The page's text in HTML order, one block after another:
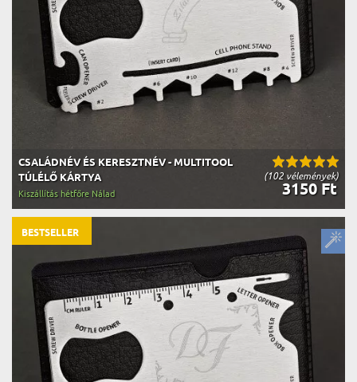
(102 vélemények)
CSALÁDNÉV ÉS KERESZTNÉV - MULTITOOL
TÚLÉLŐ KÁRTYA
3150 Ft
Kiszállítás hétfőre Nálad
BESTSELLER